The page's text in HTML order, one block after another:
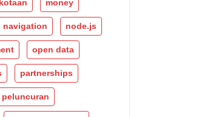
money
navigation node.js
open data
partnerships
peluncuran